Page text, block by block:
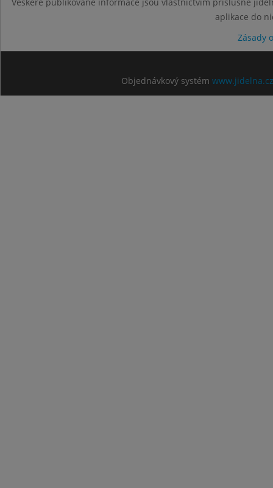
aplikace do
Zásady
Objednávkový systém www.jidelna.cz